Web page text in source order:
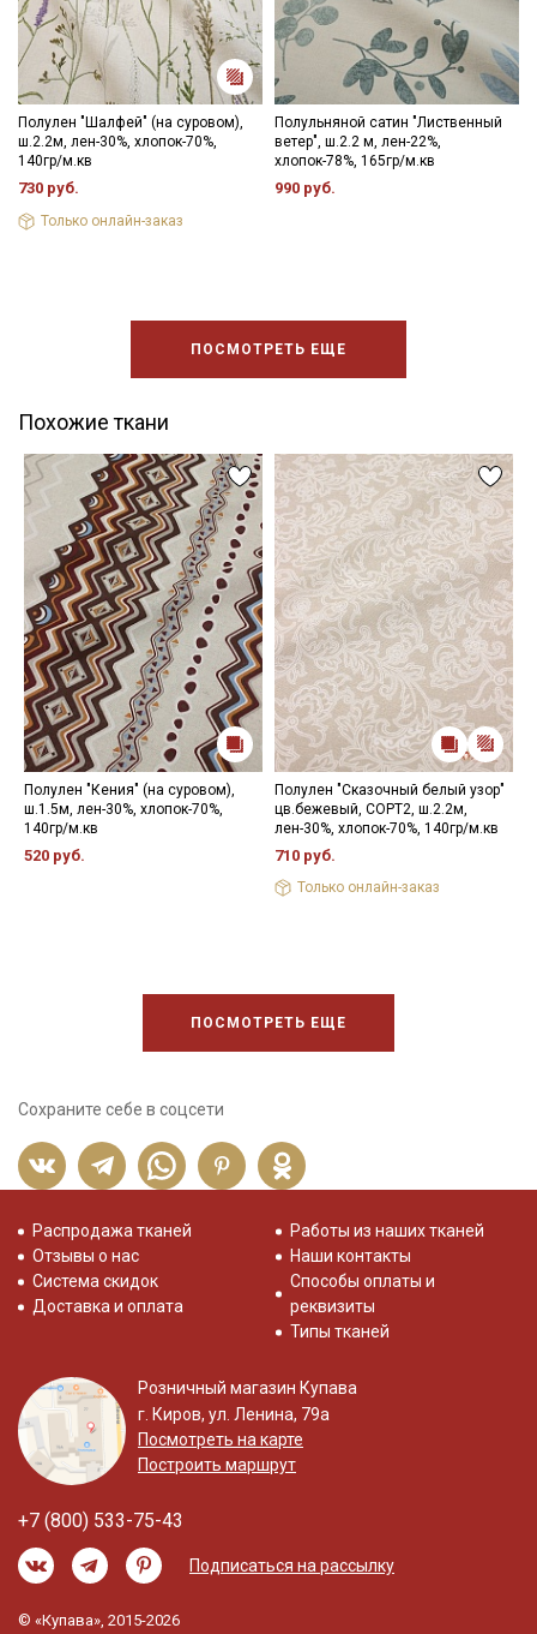
Полулен "Шалфей" (на суровом),
ш.2.2м, лен-30%, хлопок-70%,
140гр/м.кв
730 руб.
Только онлайн-заказ
Полульняной сатин "Лиственный
ветер", ш.2.2 м, лен-22%,
хлопок-78%, 165гр/м.кв
990 руб.
ПОСМОТРЕТЬ ЕЩЕ
Похожие ткани
Полулен "Кения" (на суровом),
ш.1.5м, лен-30%, хлопок-70%,
140гр/м.кв
520 руб.
Полулен "Сказочный белый узор"
цв.бежевый, СОРТ2, ш.2.2м,
лен-30%, хлопок-70%, 140гр/м.кв
710 руб.
Только онлайн-заказ
ПОСМОТРЕТЬ ЕЩЕ
Сохраните себе в соцсети
Распродажа тканей
Отзывы о нас
Система скидок
Доставка и оплата
Работы из наших тканей
Наши контакты
Способы оплаты и
реквизиты
Типы тканей
Розничный магазин Купава
г. Киров, ул. Ленина, 79а
Посмотреть на карте
Построить маршрут
+7 (800) 533-75-43
Подписаться на рассылку
© «Купава», 2015-2026